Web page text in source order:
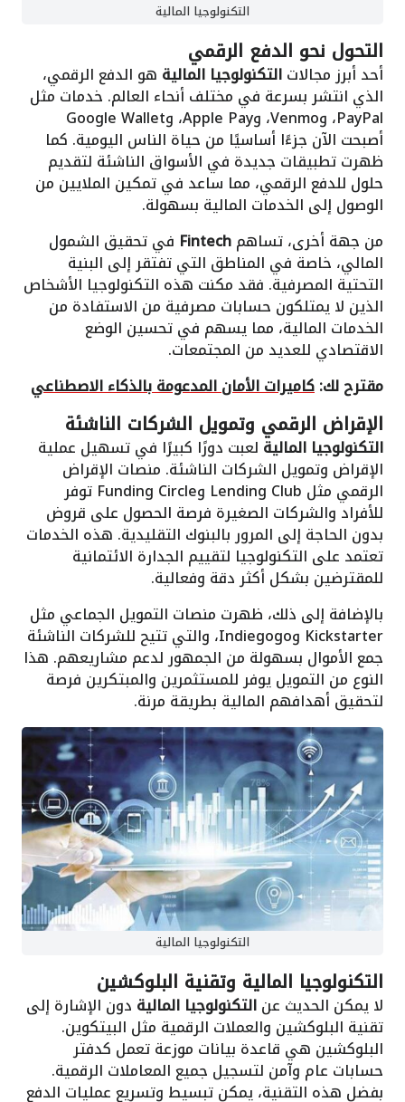
التكنولوجيا المالية
التحول نحو الدفع الرقمي
أحد أبرز مجالاتالتكنولوجيا المالية هو الدفع الرقمي،
الذي انتشر بسرعة في مختلف أنحاء العالم. خدمات مثل
PayPal، وVenmo، وApple Pay، وGoogle Wallet
أصبحت الآن جزءًا أساسيًا من حياة الناس اليومية. كما
ظهرت تطبيقات جديدة في الأسواق الناشئة لتقديم
حلول للدفع الرقمي، مما ساعد في تمكين الملايين من
الوصول إلى الخدمات المالية بسهولة.
من جهة أخرى، تساهمFintech في تحقيق الشمول
المالي، خاصة في المناطق التي تفتقر إلى البنية
التحتية المصرفية. فقد مكنت هذه التكنولوجيا الأشخاص
الذين لا يمتلكون حسابات مصرفية من الاستفادة من
الخدمات المالية، مما يسهم في تحسين الوضع
الاقتصادي للعديد من المجتمعات.
مقترح لك:كاميرات الأمان المدعومة بالذكاء الاصطناعي
الإقراض الرقمي وتمويل الشركات الناشئة
التكنولوجيا المالية لعبت دورًا كبيرًا في تسهيل عملية
الإقراض وتمويل الشركات الناشئة. منصات الإقراض
الرقمي مثل Lending Club وFunding Circle توفر
للأفراد والشركات الصغيرة فرصة الحصول على قروض
بدون الحاجة إلى المرور بالبنوك التقليدية. هذه الخدمات
تعتمد على التكنولوجيا لتقييم الجدارة الائتمانية
للمقترضين بشكل أكثر دقة وفعالية.
بالإضافة إلى ذلك، ظهرت منصات التمويل الجماعي مثل
Kickstarter وIndiegogo، والتي تتيح للشركات الناشئة
جمع الأموال بسهولة من الجمهور لدعم مشاريعهم. هذا
النوع من التمويل يوفر للمستثمرين والمبتكرين فرصة
لتحقيق أهدافهم المالية بطريقة مرنة.
التكنولوجيا المالية
التكنولوجيا المالية وتقنية البلوكشين
لا يمكن الحديث عنالتكنولوجيا المالية دون الإشارة إلى
تقنية البلوكشين والعملات الرقمية مثل البيتكوين.
البلوكشين هي قاعدة بيانات موزعة تعمل كدفتر
حسابات عام وآمن لتسجيل جميع المعاملات الرقمية.
بفضل هذه التقنية، يمكن تبسيط وتسريع عمليات الدفع